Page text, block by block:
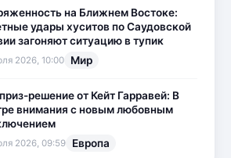
на Ближнем Востоке:
удары хуситов по Саудовской
загоняют ситуацию в тупик
2026, 10:00 Мир
решение от Кейт Гарравей: В
внимания с новым любовным
2026, 09:59 Европа